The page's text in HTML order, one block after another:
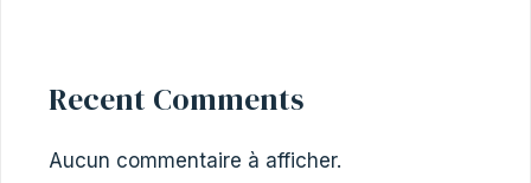
Recent Comments
Aucun commentaire à afficher.